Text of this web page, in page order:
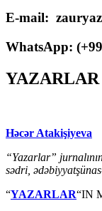
E-mail:
WhatsApp: (
YAZARLAR
Həcər Atakişiyeva
“Yazarlar”
sədri,
“YAZARLAR“IN